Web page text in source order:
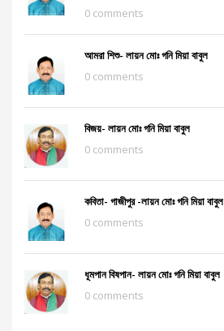
0 comments
আমরা শিশু- লায়ন মোঃ গনি মিয়া বাবুল
0 comments
বিজয়- লায়ন মোঃ গনি মিয়া বাবুল
0 comments
কবিতা- গাজীপুর -লায়ন মোঃ গনি মিয়া বাবুল
0 comments
ধূমপান বিষপান- লায়ন মোঃ গনি মিয়া বাবুল
0 comments